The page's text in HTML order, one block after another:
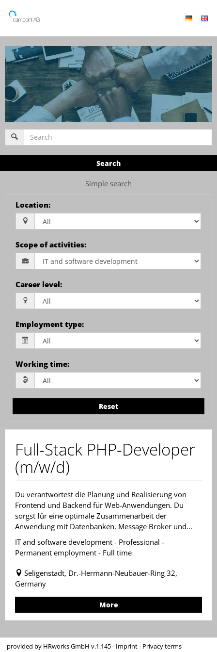
Search
Simple search
Location:
Scope of activities:
Career level:
Employment type:
Working time:
Reset
Full-Stack PHP-Developer
(m/w/d)
Du verantwortest die Planung und Realisierung von
Frontend und Backend für Web-Anwendungen. Du
sorgst für eine optimale Zusammenarbeit der
Anwendung mit Datenbanken, Message Broker und...
IT and software development - Professional -
Permanent employment - Full time
Seligenstadt, Dr.-Hermann-Neubauer-Ring 32,
Germany
More
provided by HRworks GmbH v.1.145 - Imprint- Privacy terms